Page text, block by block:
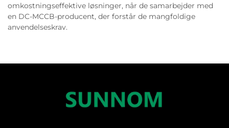
omkostningseffektive løsninger, når de samarbejder med
en DC-MCCB-producent, der forstår de mangfoldige
anvendelseskrav.